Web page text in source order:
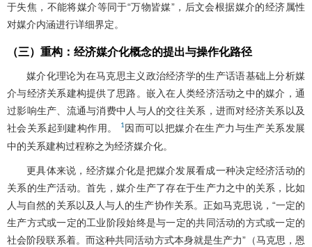
于失焦，不能将媒介等同于“万物皆媒”，后文会根据媒介的经济属性
对媒介内涵进行详细界定。
（三）重构：经济媒介化概念的提出与操作化路径
媒介化理论为在马克思主义政治经济学的生产话语基础上分析媒
介与经济关系建构提供了思路。嵌入在人类经济活动之中的媒介，通
过影响生产、流通与消费中人与人的交往关系，进而对经济关系以及
社会关系起到建构作用。
1因而可以把媒介在生产力与生产关系发展
中的关系建构过程称之为经济媒介化。
更具体来说，经济媒介化是把媒介发展看成一种决定经济活动的
关系的生产活动。首先，媒介生产了存在于生产力之中的关系，比如
人与自然的关系以及人与人的生产协作关系。正如马克思说，“一定的
生产方式或一定的工业阶段始终是与一定的共同活动的方式或一定的
社会阶段联系着。而这种共同活动方式本身就是生产力”（马克思，恩